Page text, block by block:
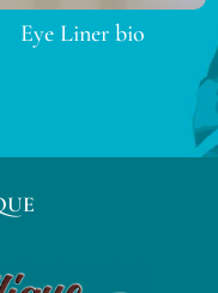
Eye Liner bio